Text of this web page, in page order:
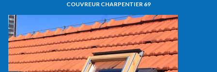
COUVREUR CHARPENTIER 69